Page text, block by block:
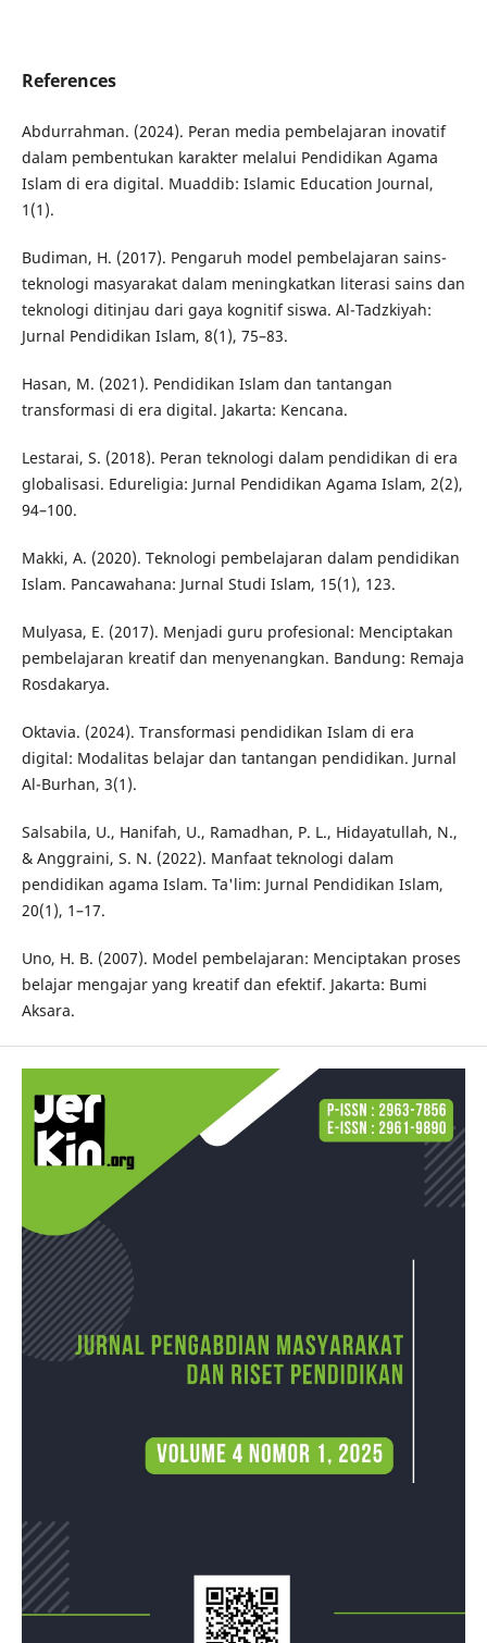
References
Abdurrahman. (2024). Peran media pembelajaran inovatif
dalam pembentukan karakter melalui Pendidikan Agama
Islam di era digital. Muaddib: Islamic Education Journal,
1(1).
Budiman, H. (2017). Pengaruh model pembelajaran sains-
teknologi masyarakat dalam meningkatkan literasi sains dan
teknologi ditinjau dari gaya kognitif siswa. Al-Tadzkiyah:
Jurnal Pendidikan Islam, 8(1), 75–83.
Hasan, M. (2021). Pendidikan Islam dan tantangan
transformasi di era digital. Jakarta: Kencana.
Lestarai, S. (2018). Peran teknologi dalam pendidikan di era
globalisasi. Edureligia: Jurnal Pendidikan Agama Islam, 2(2),
94–100.
Makki, A. (2020). Teknologi pembelajaran dalam pendidikan
Islam. Pancawahana: Jurnal Studi Islam, 15(1), 123.
Mulyasa, E. (2017). Menjadi guru profesional: Menciptakan
pembelajaran kreatif dan menyenangkan. Bandung: Remaja
Rosdakarya.
Oktavia. (2024). Transformasi pendidikan Islam di era
digital: Modalitas belajar dan tantangan pendidikan. Jurnal
Al-Burhan, 3(1).
Salsabila, U., Hanifah, U., Ramadhan, P. L., Hidayatullah, N.,
& Anggraini, S. N. (2022). Manfaat teknologi dalam
pendidikan agama Islam. Ta'lim: Jurnal Pendidikan Islam,
20(1), 1–17.
Uno, H. B. (2007). Model pembelajaran: Menciptakan proses
belajar mengajar yang kreatif dan efektif. Jakarta: Bumi
Aksara.